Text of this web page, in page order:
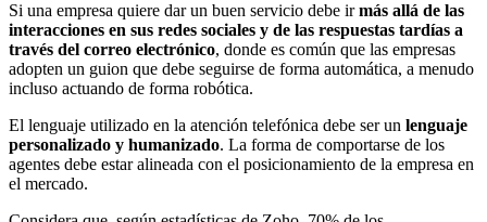
Si una empresa quiere dar un buen servicio debe irmás allá de las
interacciones en sus redes sociales y de las respuestas tardías a
través del correo electrónico, donde es común que las empresas
adopten un guion que debe seguirse de forma automática, a menudo
incluso actuando de forma robótica.
El lenguaje utilizado en la atención telefónica debe ser un lenguaje
personalizado y humanizado. La forma de comportarse de los
agentes debe estar alineada con el posicionamiento de la empresa en
el mercado.